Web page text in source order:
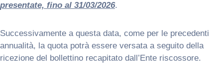
presentate, fino al 31/03/2026.
Successivamente a questa data, come per le precedenti
annualità, la quota potrà essere versata a seguito della
ricezione del bollettino recapitato dall’Ente riscossore.